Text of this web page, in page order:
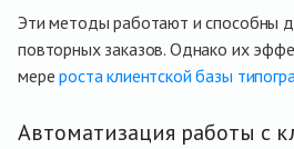
Эти методы работают и способны
повторных заказов. Однако их
мерероста клиентской базы
Автоматизация работы с